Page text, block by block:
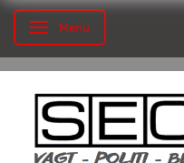
Toggle navigation
Menu